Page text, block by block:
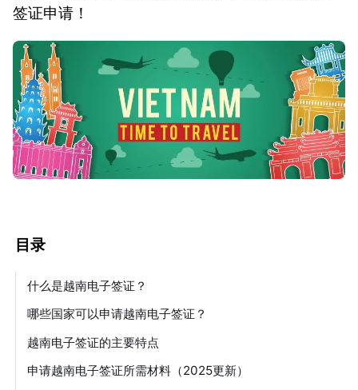
签证申请！
目录
什么是越南电子签证？
哪些国家可以申请越南电子签证？
越南电子签证的主要特点
申请越南电子签证所需材料（2025更新）